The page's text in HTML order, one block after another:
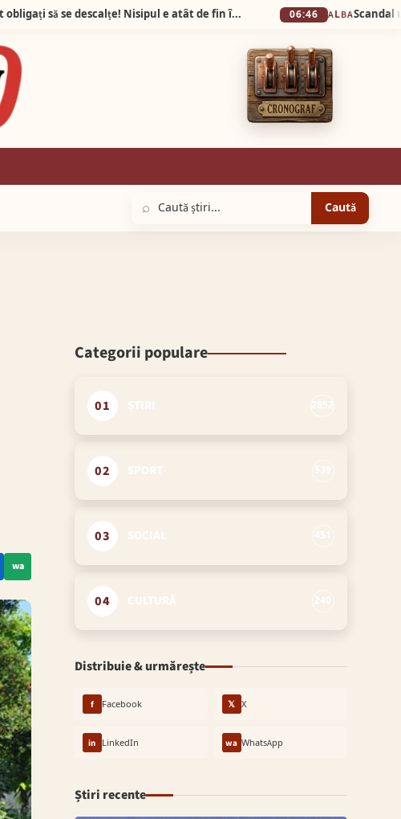
Plaja din Tunisia unde turiștii sunt obligați să se descalțe! Nisipul e atât de fin încât pare cernut prin sită! 06:46 ALBA
⌕ Caută
wa
Categorii populare
01
02
03
04
Distribuie & urmărește
f Facebook 𝕏 X
in LinkedIn wa WhatsApp
Știri recente